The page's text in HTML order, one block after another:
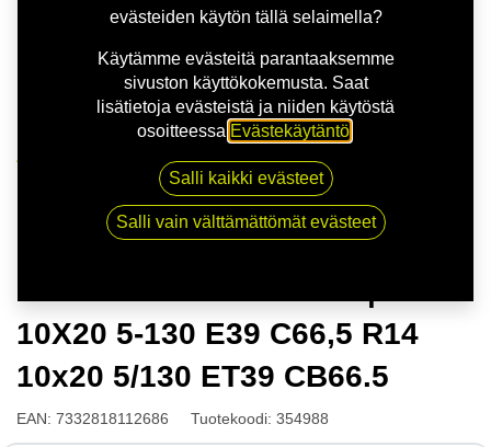
NITRO AERO FF G.BLK | 10X20 5-130 E39 C66,5 R14
10x20 5/130 ET39 CB66.5
10X20 5-130 E39 C66,5 R14
10x20 5/130 ET39 CB66.5
EAN: 7332818112686 Tuotekoodi: 354988
evästeiden käytön tällä selaimella?
Käytämme evästeitä parantaaksemme
sivuston käyttökokemusta. Saat
lisätietoja evästeistä ja niiden käytöstä
osoitteessa Evästekäytäntö
Salli kaikki evästeet
Salli vain välttämättömät evästeet